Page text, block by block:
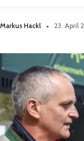
Markus Hackl 23. April